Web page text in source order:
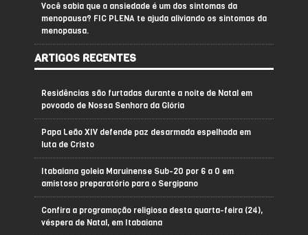
Você sabia que a ansiedade é um dos sintomas da
menopausa? FIC PLENA te ajuda aliviando os sintomas da
menopausa.
ARTIGOS RECENTES
Residências são furtadas durante a noite de Natal em
povoado de Nossa Senhora da Glória
Papa Leão XIV defende paz desarmada espelhada em
luta de Cristo
Itabaiana goleia Maruinense Sub-20 por 6 a 0 em
amistoso preparatório para o Sergipano
Confira a programação religiosa desta quarta-feira (24),
véspera de Natal, em Itabaiana